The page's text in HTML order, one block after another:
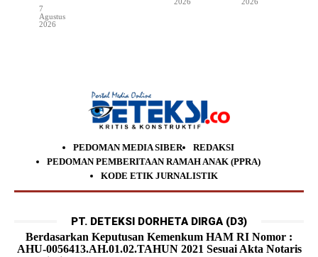
7
Agustus
2026
PEDOMAN MEDIA SIBER
REDAKSI
PEDOMAN PEMBERITAAN RAMAH ANAK (PPRA)
KODE ETIK JURNALISTIK
PT. DETEKSI DORHETA DIRGA (D3)
Berdasarkan Keputusan Kemenkum HAM RI Nomor :
AHU-0056413.AH.01.02.TAHUN 2021 Sesuai Akta Notaris